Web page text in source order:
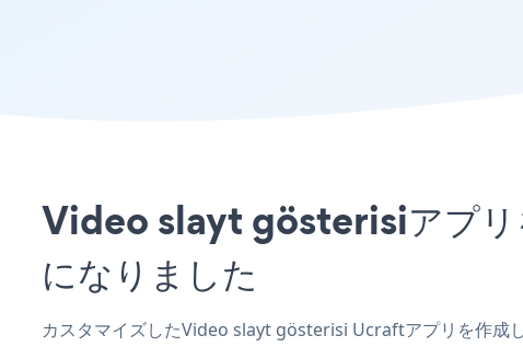
Video slayt gösterisiアプリ
になりました
カスタマイズしたVideo slayt gösterisi Ucraftアプリを作成